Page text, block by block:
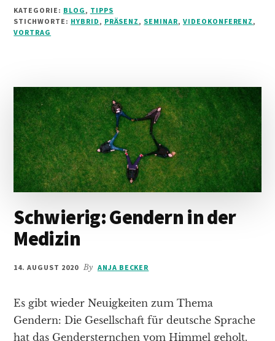
NEUES
KATEGORIE: BLOG , TIPPS
STICHWORTE: HYBRID , PRÄSENZ , SEMINAR, VIDEOKONFERENZ ,
VORTRAG
Schwierig: Gendern in der
Medizin
14. AUGUST 2020 By ANJA BECKER
Es gibt wieder Neuigkeiten zum Thema
Gendern: Die Gesellschaft für deutsche Sprache
hat das Gendersternchen vom Himmel geholt.